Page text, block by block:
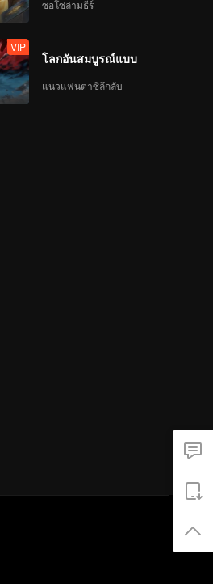
ซอโซ่ล่ามธีร์
VIP
โลกอันสมบูรณ์แบบ
แนวแฟนตาซีลึกลับ